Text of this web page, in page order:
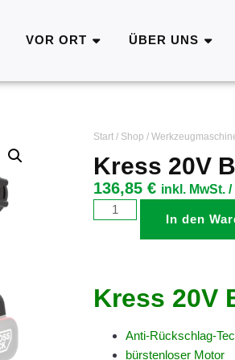
VOR ORT ÜBER UNS
Start/ Shop /
Kress 20V
136,85 € inkl. MwSt.
In den
Kress 20V
Anti-Rückschlag-
bürstenloser Motor